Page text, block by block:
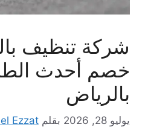
خصم أحدث
بالرياض
يوليو 28, 2026 بقلم Ezzat